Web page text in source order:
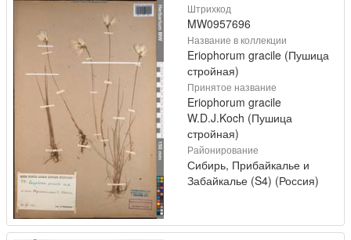
Штрихкод
MW0957696
Название в коллекции
Eriophorum gracile (Пушица
стройная)
Принятое название
Eriophorum gracile
W.D.J.Koch (Пушица
стройная)
Районирование
Сибирь, Прибайкалье и
Забайкалье (S4) (Россия)